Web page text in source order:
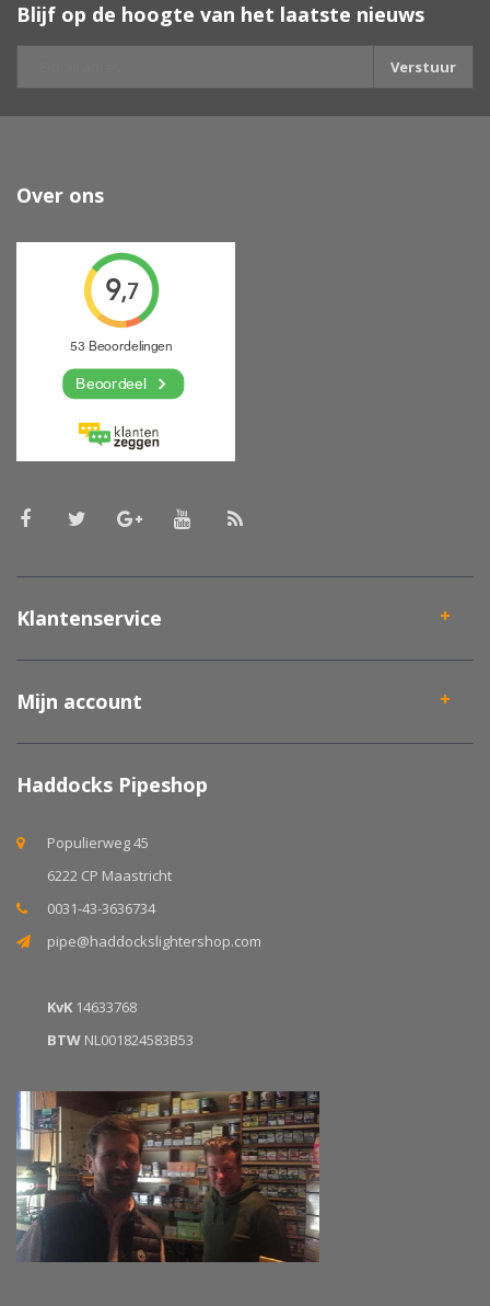
Blijf op de hoogte van het laatste nieuws
Verstuur
Over ons
Klantenservice
Mijn account
Haddocks Pipeshop
Populierweg 45
6222 CP Maastricht
0031-43-3636734
pipe@haddockslightershop.com
KvK 14633768
BTW NL001824583B53